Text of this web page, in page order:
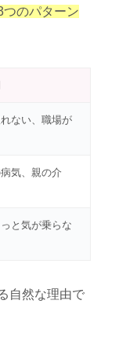
つのパターン
ない、職場が
気、親の介
と気が乗らな
自然な理由で